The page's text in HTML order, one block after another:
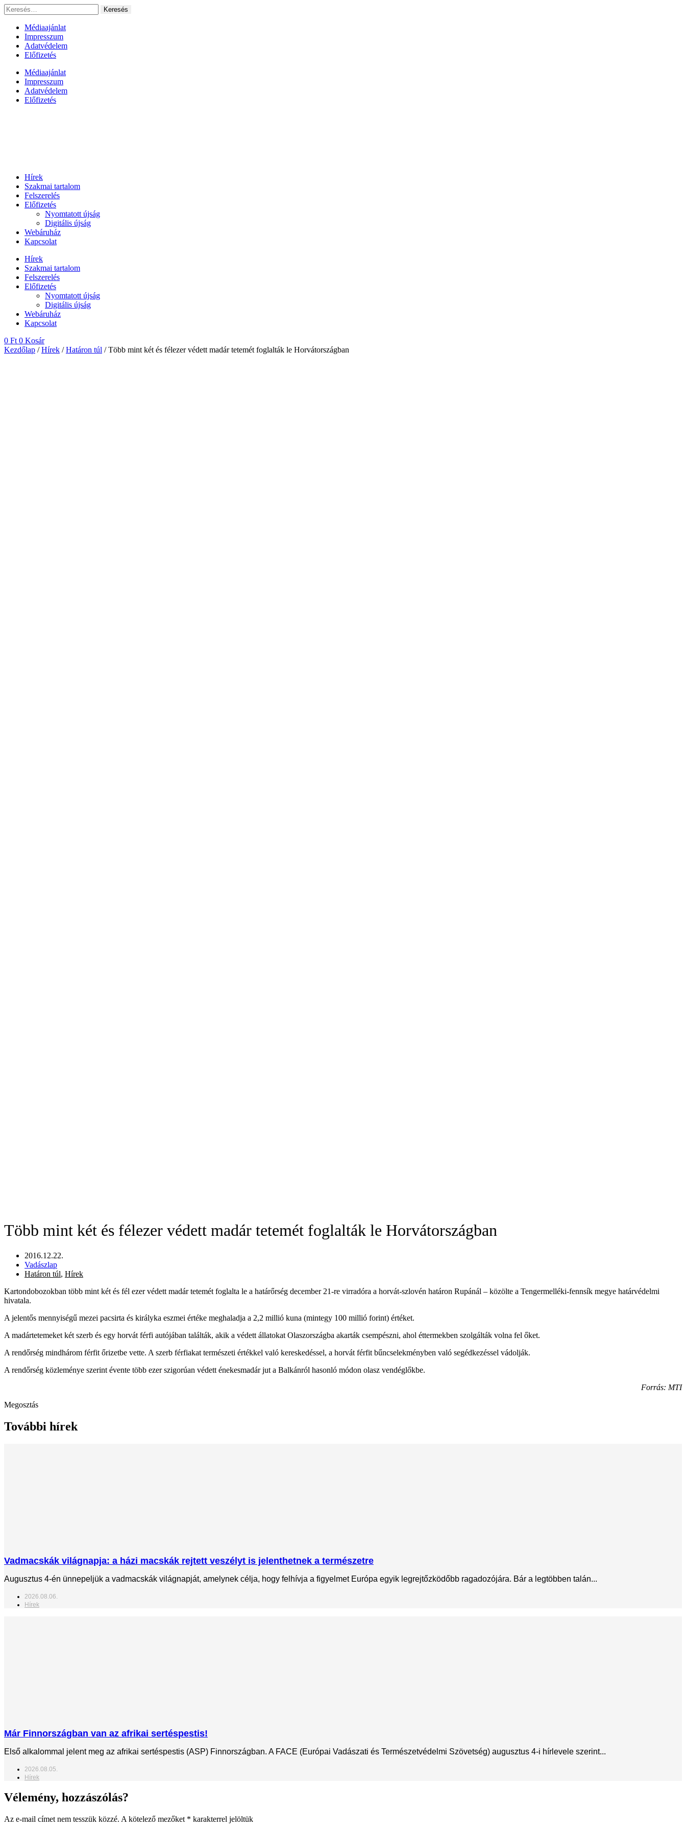
Ugrás
a
tartalomhoz
Keresés:
Médiaajánlat
Impresszum
Adatvédelem
Előfizetés
Médiaajánlat
Impresszum
Adatvédelem
Előfizetés
Hírek
Szakmai tartalom
Felszerelés
Előfizetés
Nyomtatott újság
Digitális újság
Webáruház
Kapcsolat
Hírek
Szakmai tartalom
Felszerelés
Előfizetés
Nyomtatott újság
Digitális újság
Webáruház
Kapcsolat
0 Ft 0 Kosár
Kezdőlap /Hírek /Határon túl / Több mint két és félezer védett madár tetemét foglalták le Horvátországban
Több mint két és félezer védett madár tetemét foglalták le Horvátországban
2016.12.22.
Vadászlap
Határon túl, Hírek
Kartondobozokban több mint két és fél ezer védett madár tetemét foglalta le a határőrség december 21-re virradóra a horvát-szlovén határon Rupánál – közölte a Tengermelléki-fennsík megye határvédelmi
hivatala.
A jelentős mennyiségű mezei pacsirta és királyka eszmei értéke meghaladja a 2,2 millió kuna (mintegy 100 millió forint) értéket.
A madártetemeket két szerb és egy horvát férfi autójában találták, akik a védett állatokat Olaszországba akarták csempészni, ahol éttermekben szolgálták volna fel őket.
A rendőrség mindhárom férfit őrizetbe vette. A szerb férfiakat természeti értékkel való kereskedéssel, a horvát férfit bűncselekményben való segédkezéssel vádolják.
A rendőrség közleménye szerint évente több ezer szigorúan védett énekesmadár jut a Balkánról hasonló módon olasz vendéglőkbe.
Forrás: MTI
Megosztás
További hírek
Vadmacskák világnapja: a házi macskák rejtett veszélyt is jelenthetnek a természetre
Augusztus 4-én ünnepeljük a vadmacskák világnapját, amelynek célja, hogy felhívja a figyelmet Európa egyik legrejtőzködőbb ragadozójára. Bár a legtöbben talán...
2026.08.06.
Hírek
Már Finnországban van az afrikai sertéspestis!
Első alkalommal jelent meg az afrikai sertéspestis (ASP) Finnországban. A FACE (Európai Vadászati és Természetvédelmi Szövetség) augusztus 4-i hírlevele szerint...
2026.08.05.
Hírek
Vélemény, hozzászólás?
Az e-mail címet nem tesszük közzé. A kötelező mezőket * karakterrel jelöltük